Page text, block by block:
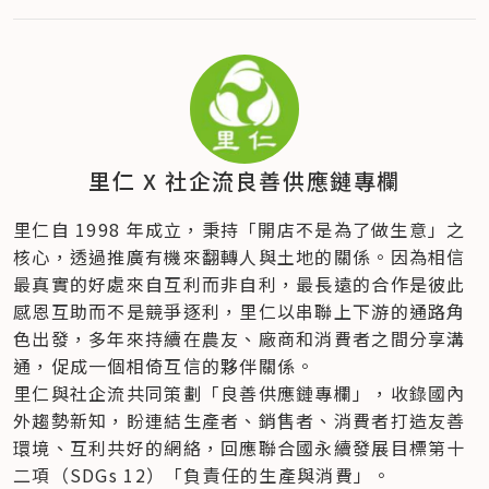
里仁 X 社企流良善供應鏈專欄
里仁自 1998 年成立，秉持「開店不是為了做生意」之
核心，透過推廣有機來翻轉人與土地的關係。因為相信
最真實的好處來自互利而非自利，最長遠的合作是彼此
感恩互助而不是競爭逐利，里仁以串聯上下游的通路角
色出發，多年來持續在農友、廠商和消費者之間分享溝
通，促成一個相倚互信的夥伴關係。
里仁與社企流共同策劃「良善供應鏈專欄」，收錄國內
外趨勢新知，盼連結生產者、銷售者、消費者打造友善
環境、互利共好的網絡，回應聯合國永續發展目標第十
二項（SDGs 12）「負責任的生產與消費」。